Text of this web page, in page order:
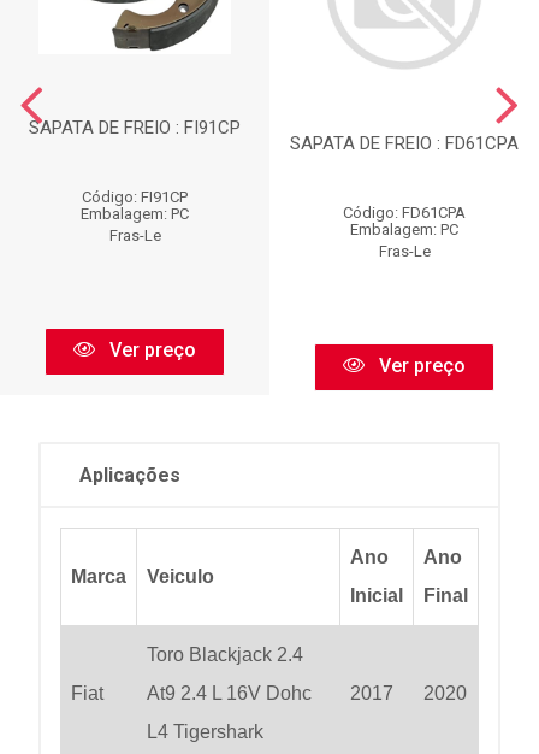
SAPATA DE FREIO : FI91CP
Código: FI91CP
Embalagem: PC
Fras-Le
Ver preço
SAPATA DE FREIO : FD61CPA
Código: FD61CPA
Embalagem: PC
Fras-Le
Ver preço
Aplicações
Marca Veiculo
Ano
Inicial
Ano
Final
Fiat
Toro Blackjack 2.4
At9 2.4 L 16V Dohc
L4 Tigershark
2017 2020